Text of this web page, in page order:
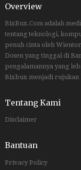
Overview
BixBux.Com adalah
tentang teknologi,
penuh cinta oleh
Dosen yang tinggal di
pengalamannya yang
Bixbux menjadi rujukan
Tentang Kami
Disclaimer
Bantuan
Privacy Policy